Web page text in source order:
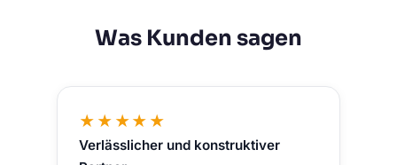
Was Kunden sagen
★ ★ ★★ ★
Verlässlicher und konstruktiver